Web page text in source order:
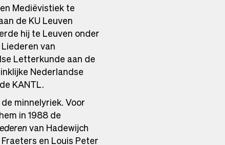
Mediëvistiek te
de KU Leuven
hij te Leuven onder
van
Letterkunde aan de
Nederlandse
KANTL.
minnelyriek. Voor
in 1988 de
van Hadewijch
en Louis Peter